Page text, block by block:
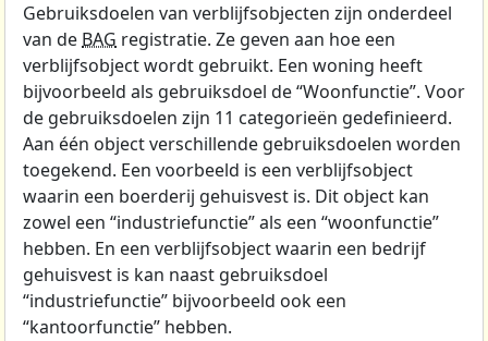
Gebruiksdoelen van verblijfsobjecten zijn onderdeel
van de BAG registratie. Ze geven aan hoe een
verblijfsobject wordt gebruikt. Een woning heeft
bijvoorbeeld als gebruiksdoel de “Woonfunctie”. Voor
de gebruiksdoelen zijn 11 categorieën gedefinieerd.
Aan één object verschillende gebruiksdoelen worden
toegekend. Een voorbeeld is een verblijfsobject
waarin een boerderij gehuisvest is. Dit object kan
zowel een “industriefunctie” als een “woonfunctie”
hebben. En een verblijfsobject waarin een bedrijf
gehuisvest is kan naast gebruiksdoel
“industriefunctie” bijvoorbeeld ook een
“kantoorfunctie” hebben.